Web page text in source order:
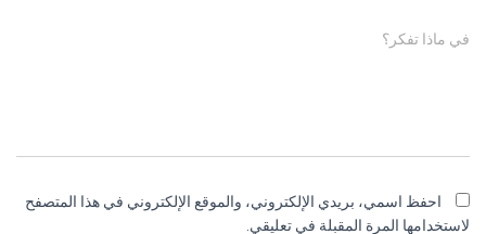
في ماذا تفكر؟
احفظ اسمي، بريدي الإلكتروني، والموقع الإلكتروني في هذا المتصفح
لاستخدامها المرة المقبلة في تعليقي.